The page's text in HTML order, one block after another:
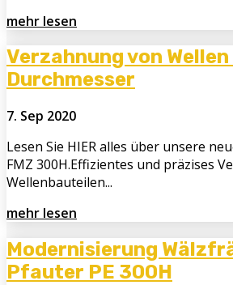
mehr lesen
Verzahnung von
Durchmesser
7. Sep 2020
Lesen Sie HIER alles über unsere
FMZ 300H.Effizientes und präzises
Wellenbauteilen...
mehr lesen
Modernisierung
Pfauter PE 300H